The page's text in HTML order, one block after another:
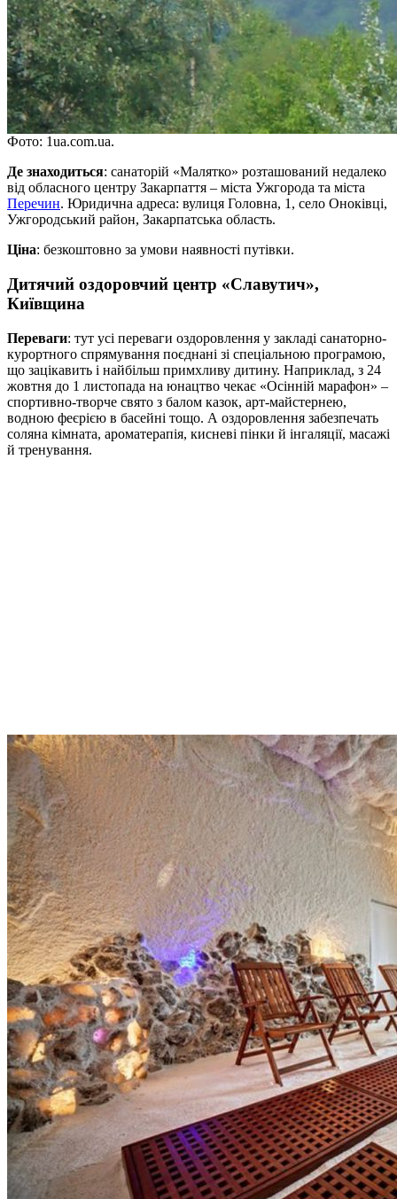
Фото: 1ua.com.ua.
Де знаходиться: санаторій «Малятко» розташований недалеко
від обласного центру Закарпаття – міста Ужгорода та міста
Перечин. Юридична адреса: вулиця Головна, 1, село Оноківці,
Ужгородський район, Закарпатська область.
Ціна: безкоштовно за умови наявності путівки.
Дитячий оздоровчий центр «Славутич»,
Київщина
Переваги: тут усі переваги оздоровлення у закладі санаторно-
курортного спрямування поєднані зі спеціальною програмою,
що зацікавить і найбільш примхливу дитину. Наприклад, з 24
жовтня до 1 листопада на юнацтво чекає «Осінній марафон» –
спортивно-творче свято з балом казок, арт-майстернею,
водною феєрією в басейні тощо. А оздоровлення забезпечать
соляна кімната, ароматерапія, кисневі пінки й інгаляції, масажі
й тренування.